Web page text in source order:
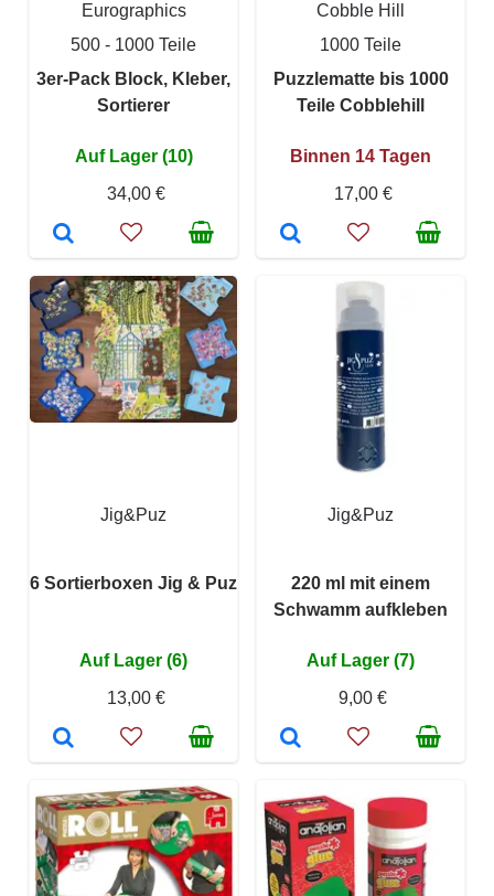
Eurographics
500 - 1000 Teile
3er-Pack Block, Kleber,
Sortierer
Auf Lager (10)
34,00 €
Cobble Hill
1000 Teile
Puzzlematte bis 1000
Teile Cobblehill
Binnen 14 Tagen
17,00 €
Jig&Puz
6 Sortierboxen Jig & Puz
Auf Lager (6)
13,00 €
Jig&Puz
220 ml mit einem
Schwamm aufkleben
Auf Lager (7)
9,00 €